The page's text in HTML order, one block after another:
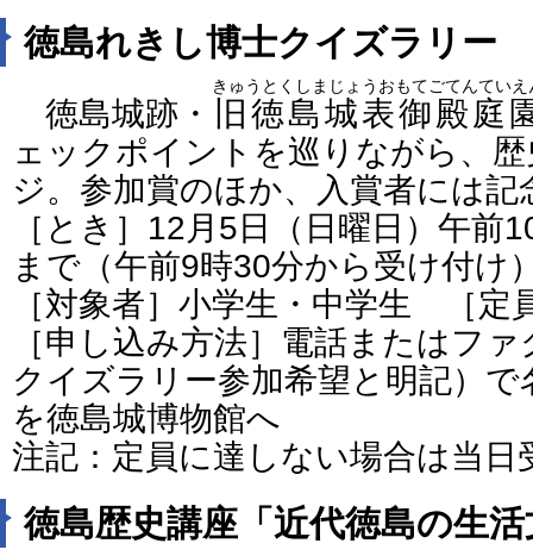
徳島れきし博士クイズラリー
徳島城跡・ 旧徳島城表御殿庭
きゅうとくしまじょうおもてごてんていえ
ェックポイントを巡りながら、
ジ。参加賞のほか、入賞者には
［とき］12月5日（日曜日）午前
まで（午前9時30分から受け付け
［対象者］小学生・中学生 ［定
［申し込み方法］電話またはフ
クイズラリー参加希望と明記）で
を徳島城博物館へ
注記：定員に達しない場合は当日
徳島歴史講座「近代徳島の生